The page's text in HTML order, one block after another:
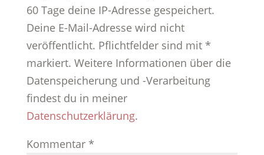
60 Tage deine IP-Adresse gespeichert.
Deine E-Mail-Adresse wird nicht
veröffentlicht. Pflichtfelder sind mit *
markiert. Weitere Informationen über die
Datenspeicherung und -Verarbeitung
findest du in meiner
Datenschutzerklärung.
Kommentar *